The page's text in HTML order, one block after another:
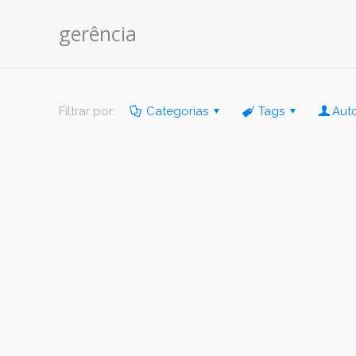
gerência
Filtrar por: Categorias Tags